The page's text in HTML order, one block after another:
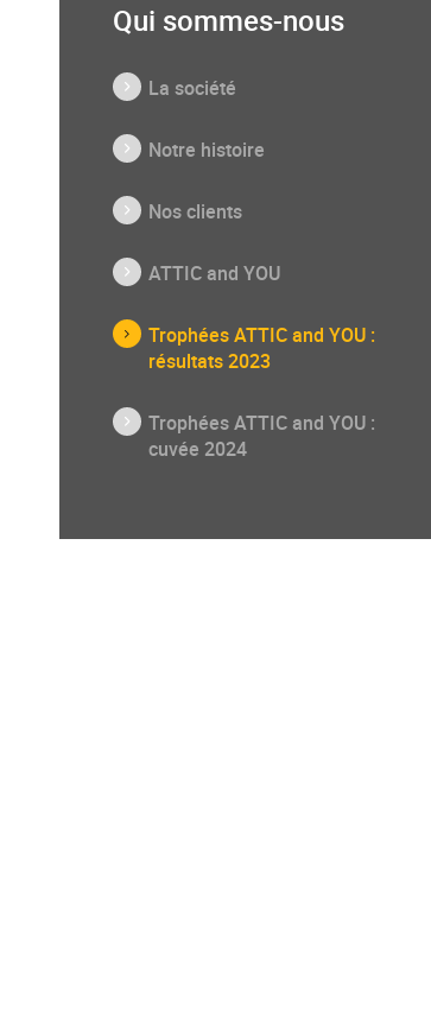
Qui sommes-nous
La société
Notre histoire
Nos clients
ATTIC and YOU
Trophées ATTIC and YOU :
résultats 2023
Trophées ATTIC and YOU :
cuvée 2024